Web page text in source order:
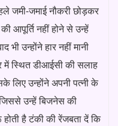
जमी-जमाई नौकरी छोड़कर
आपूर्ति नहीं होने से उन्हें
उन्होंने हार नहीं मानी
में स्थित डीआईसी की सलाह
लिए उन्होंने अपनी पत्नी के
जिससे उन्हें बिजनेस की
है टंकी की रेंजबता दें कि